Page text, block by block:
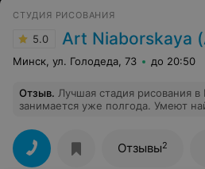
СТУДИЯ РИСОВАНИЯ
5.0 Art Niaborskaya
Минск, ул. Голодеда, 73 до 20:50
Отзыв. Лучшая стадия рисования
занимается уже полгода. Умеют
постоянно чередуются материалы,
интересно и для детей и для
Отзывы2